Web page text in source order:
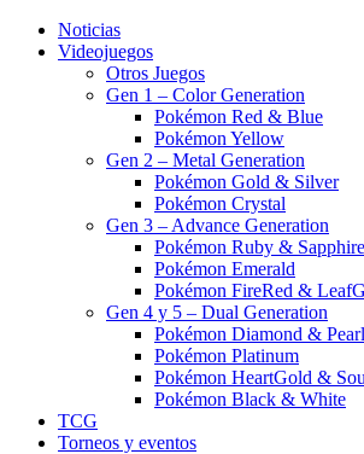
Noticias
Videojuegos
Otros Juegos
Gen 1 – Color Generation
Pokémon Red & Blue
Pokémon Yellow
Gen 2 – Metal Generation
Pokémon Gold & Silver
Pokémon Crystal
Gen 3 – Advance Generation
Pokémon Ruby & Sapphire
Pokémon Emerald
Pokémon FireRed &
Gen 4 y 5 – Dual Generation
Pokémon Diamond & Pearl
Pokémon Platinum
Pokémon HeartGold &
Pokémon Black & White
TCG
Torneos y eventos